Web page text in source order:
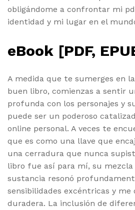
obligándome a confrontar mi
identidad y mi lugar en el
eBook [PDF,
A medida que te sumerges en
buen libro, comienzas a sentir
profunda con los personajes y
puede ser un poderoso
online personal. A veces te
que es como una llave que
una cerradura que nunca
libro fue así para mí, su
sustancia resonó
sensibilidades excéntricas y me
duradera. La inclusión de